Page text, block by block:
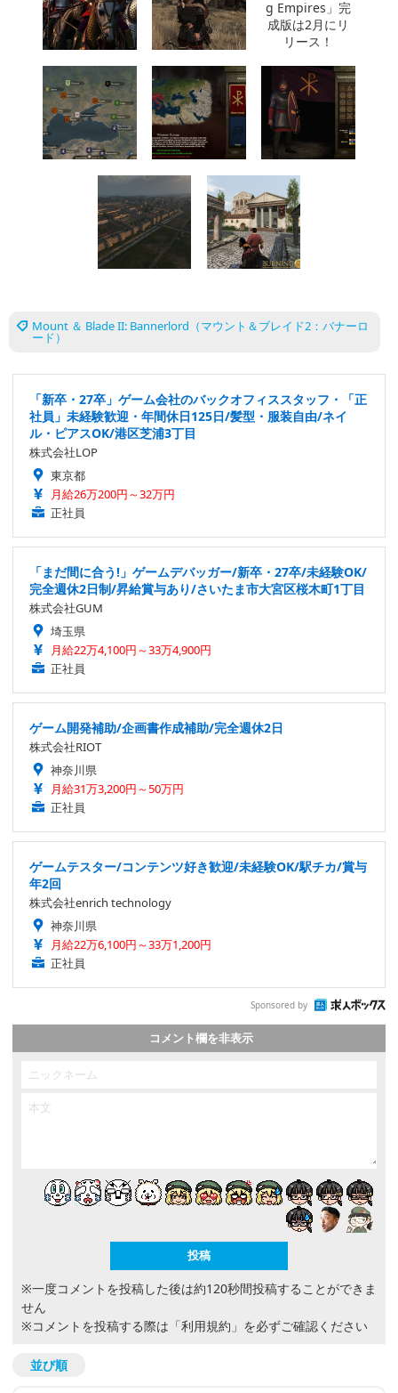
Mount ＆ Blade II: Bannerlord（マウント＆ブレイド2：バナーロ
ード）
「新卒・27卒」ゲーム会社のバックオフィススタッフ・「正
社員」未経験歓迎・年間休日125日/髪型・服装自由/ネイ
ル・ピアスOK/港区芝浦3丁目
株式会社LOP
東京都
月給26万200円～32万円
正社員
「まだ間に合う!」ゲームデバッガー/新卒・27卒/未経験OK/
完全週休2日制/昇給賞与あり/さいたま市大宮区桜木町1丁目
株式会社GUM
埼玉県
月給22万4,100円～33万4,900円
正社員
ゲーム開発補助/企画書作成補助/完全週休2日
株式会社RIOT
神奈川県
月給31万3,200円～50万円
正社員
ゲームテスター/コンテンツ好き歓迎/未経験OK/駅チカ/賞与
年2回
株式会社enrich technology
神奈川県
月給22万6,100円～33万1,200円
正社員
Sponsored by
コメント欄を非表示
※一度コメントを投稿した後は約120秒間投稿することができま
せん
※コメントを投稿する際は 「利用規約」 を必ずご確認ください
並び順